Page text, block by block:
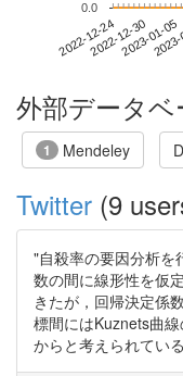
2022-12-242022-12-302023-01-05
0.0
外部データ
1 Mendeley
Twitter (9
"自殺率の要因分析を
数の間に線形性を仮
きたが，回帰決定係
標間にはKuznets曲
からと考えられてい